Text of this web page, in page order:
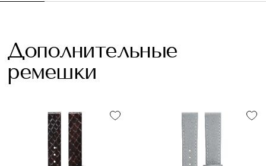
Дополнительные
ремешки